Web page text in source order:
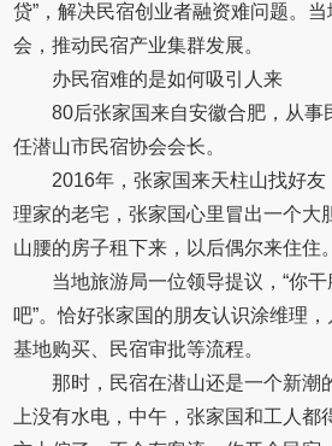
贷”，解决民宿创业者融资难问题。
会，推动民宿产业集群发展。
办民宿难的是如何吸引人来
80后张家国来自安徽合肥，从事
任潜山市民宿协会会长。
2016年，张家国来天柱山找好
理家的老宅，张家国心里冒出一个大
山腰的房子租下来，以后偶尔来住住。
当地旅游局一位领导提议，“你
吧”。恰好张家国的朋友认识涂维理
基地购买、民宿审批等流程。
那时，民宿在潜山还是一个新潮
上没有水电，中午，张家国和工人都